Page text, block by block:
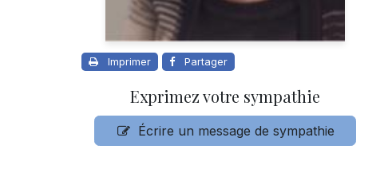
Imprimer Partager
Exprimez votre sympathie
Écrire un message de sympathie